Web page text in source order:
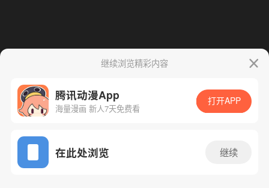
App免费看
继续浏览精彩内容
腾讯动漫App
海量漫画 新人7天免费看
打开APP
在此处浏览 继续